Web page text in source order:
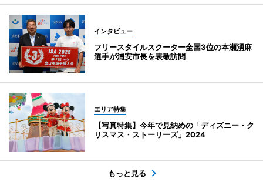
インタビュー
フリースタイルスクーター全国3位の本瀬湧麻
選手が浦安市長を表敬訪問
エリア特集
【写真特集】今年で見納めの「ディズニー・ク
リスマス・ストーリーズ」2024
もっと見る